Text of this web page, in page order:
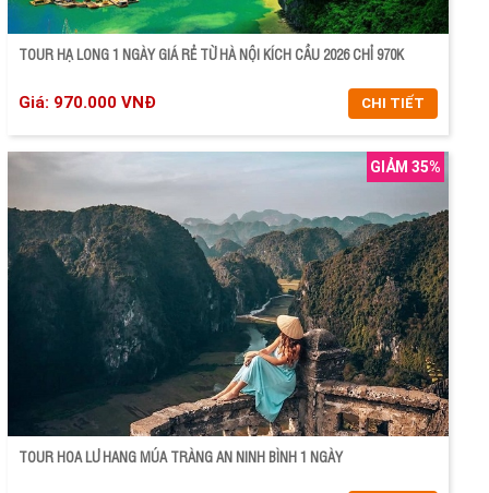
ĐẶT TOUR
TOUR HẠ LONG 1 NGÀY GIÁ RẺ TỪ HÀ NỘI KÍCH CẦU 2026 CHỈ 970K
Giá: 970.000 VNĐ CHI TIẾT
GIẢM 35%
TOUR HOA LƯ HANG MÚA TRÀNG AN NINH BÌNH 1 NGÀY